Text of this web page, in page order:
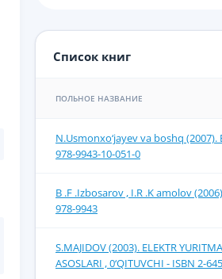
Список книг
ПОЛЬНОЕ НАЗВАНИЕ
N.Usmonxo‘jayev va boshq
978-9943-10-051-0
B .F .Izbosarov , I.R .K amolov
978-9943
S.MAJIDOV (2003). ELEKTR
ASOSLARI , 0‘QITUVCHI - ISBN 2-645